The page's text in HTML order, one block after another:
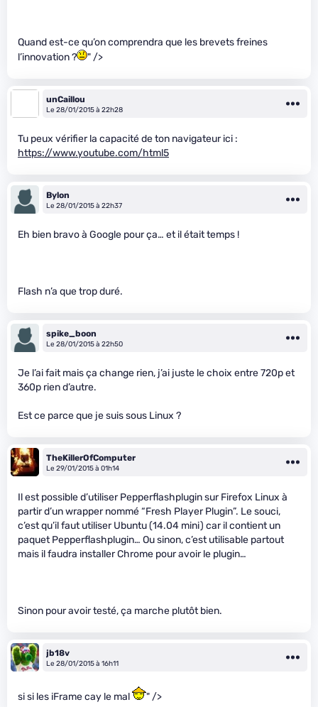
Quand est-ce qu’on comprendra que les brevets freines
l’innovation ?
" />
unCaillou
Le 28/01/2015 à 22h28
Tu peux vérifier la capacité de ton navigateur ici :
https://www.youtube.com/html5
Bylon
Le 28/01/2015 à 22h37
Eh bien bravo à Google pour ça… et il était temps !
Flash n’a que trop duré.
spike_boon
Le 28/01/2015 à 22h50
Je l’ai fait mais ça change rien, j’ai juste le choix entre 720p et
360p rien d’autre.
Est ce parce que je suis sous Linux ?
TheKillerOfComputer
Le 29/01/2015 à 01h14
Il est possible d’utiliser Pepperflashplugin sur Firefox Linux à
partir d’un wrapper nommé “Fresh Player Plugin”. Le souci,
c’est qu’il faut utiliser Ubuntu (14.04 mini) car il contient un
paquet Pepperflashplugin… Ou sinon, c’est utilisable partout
mais il faudra installer Chrome pour avoir le plugin…
Sinon pour avoir testé, ça marche plutôt bien.
jb18v
Le 28/01/2015 à 16h11
si si les iFrame cay le mal " />